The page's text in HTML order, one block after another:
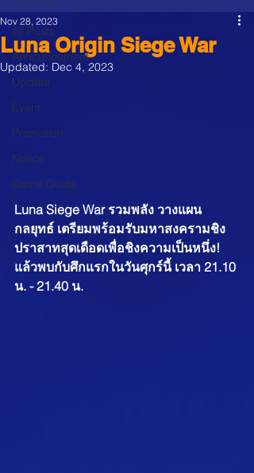
All Posts
Announcement
Update
Event
Promotion
Notice
Game Guide
Luna Origin Siege War
Nov 28, 2023
Updated: Dec 4, 2023
Luna Siege War รวมพลัง วางแผน
กลยุทธ์ เตรียมพร้อมรับมหาสงครามชิง
ปราสาทสุดเดือดเพื่อชิงความเป็นหนึ่ง!
แล้วพบกับศึกแรกในวันศุกร์นี้ เวลา 21.10
น. - 21.40 น.